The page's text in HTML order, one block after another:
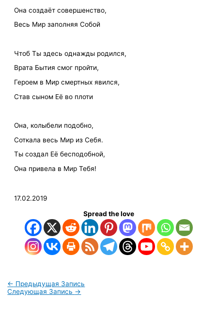
Она создаёт совершенство,
Весь Мир заполняя Собой
Чтоб Ты здесь однажды родился,
Врата Бытия смог пройти,
Героем в Мир смертных явился,
Став сыном Её во плоти
Она, колыбели подобно,
Соткала весь Мир из Себя.
Ты создал Её бесподобной,
Она привела в Мир Тебя!
17.02.2019
Spread the love
← Предыдущая Запись
Следующая Запись →